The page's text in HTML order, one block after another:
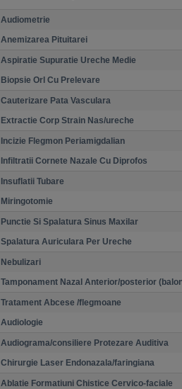
Audiometrie
Anemizarea Pituitarei
Aspiratie Supuratie Ureche Medie
Biopsie Orl Cu Prelevare
Cauterizare Pata Vasculara
Extractie Corp Strain Nas/ureche
Incizie Flegmon Periamigdalian
Infiltratii Cornete Nazale Cu Diprofos
Insuflatii Tubare
Miringotomie
Punctie Si Spalatura Sinus Maxilar
Spalatura Auriculara Per Ureche
Nebulizari
Tamponament Nazal Anterior/posterior
Tratament Abcese /flegmoane
Audiologie
Audiograma/consiliere Protezare Auditiva
Chirurgie Laser Endonazala/faringiana
Ablatie Formatiuni Chistice Cervico-faciale